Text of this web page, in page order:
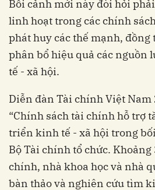
Bối cảnh mới này đòi hỏi
linh hoạt trong các chính
phát huy các thế mạnh, đồng
phân bổ hiệu quả các nguồn
tế - xã hội.
Diễn đàn Tài chính Việt Nam
“Chính sách tài chính hỗ trợ
triển kinh tế - xã hội trong
Bộ Tài chính tổ chức.
chính, nhà khoa học và nhà
bàn thảo và nghiên cứu tìm